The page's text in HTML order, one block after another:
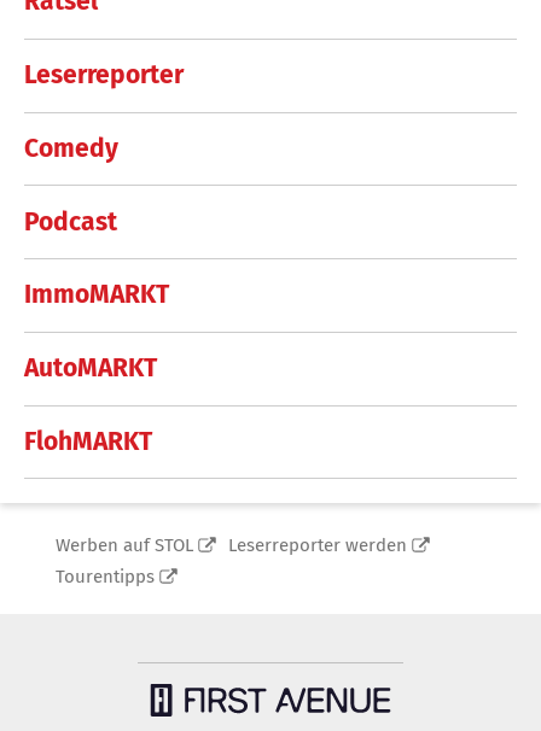
Leserreporter
Comedy
Podcast
ImmoMARKT
AutoMARKT
FlohMARKT
Werben auf STOL
Leserreporter werden
Tourentipps